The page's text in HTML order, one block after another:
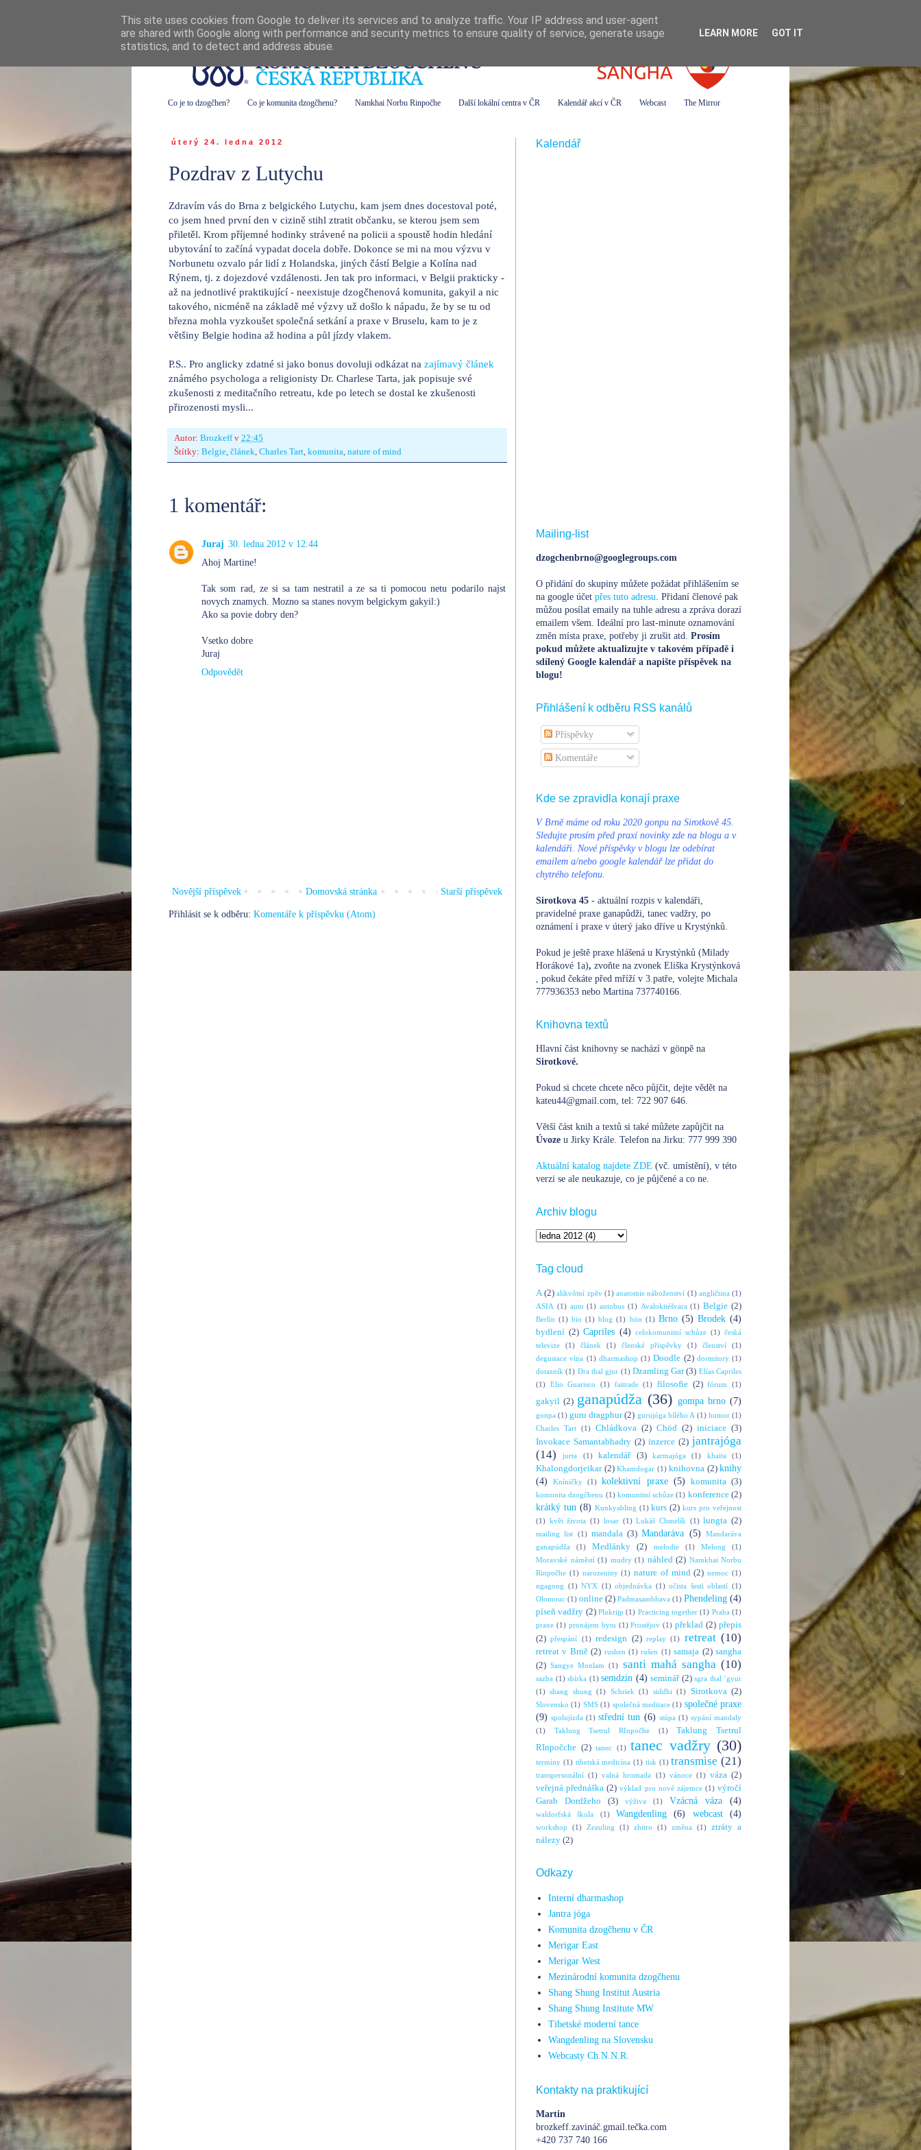
Co je to dzogčhen? Co je komunita dzogčhenu? Namkhai Norbu Rinpočhe Další lokální centra v ČR Kalendář akcí v ČR Webcast The Mirror
úterý 24. ledna 2012
Pozdrav z Lutychu
Zdravím vás do Brna z belgického Lutychu, kam jsem dnes docestoval poté,
co jsem hned první den v cizině stihl ztratit občanku, se kterou jsem sem
přiletěl. Krom příjemné hodinky strávené na policii a spoustě hodin hledání
ubytování to začíná vypadat docela dobře. Dokonce se mi na mou výzvu v
Norbunetu ozvalo pár lidí z Holandska, jiných částí Belgie a Kolína nad
Rýnem, tj. z dojezdové vzdálenosti. Jen tak pro informaci, v Belgii prakticky -
až na jednotlivé praktikující - neexistuje dzogčhenová komunita, gakyil a nic
takového, nicméně na základě mé výzvy už došlo k nápadu, že by se tu od
března mohla vyzkoušet společná setkání a praxe v Bruselu, kam to je z
většiny Belgie hodina až hodina a půl jízdy vlakem.
P.S.. Pro anglicky zdatné si jako bonus dovoluji odkázat na zajímavý článek
známého psychologa a religionisty Dr. Charlese Tarta, jak popisuje své
zkušenosti z meditačního retreatu, kde po letech se dostal ke zkušenosti
přirozenosti mysli...
Autor: Brozkeff v 22:45
Štítky: Belgie článek Charles Tart komunita nature of mind
1 komentář:
Juraj 30. ledna 2012 v 12:44
Ahoj Martine!
Tak som rad, ze si sa tam nestratil a ze sa ti pomocou netu podarilo najst
novych znamych. Mozno sa stanes novym belgickym gakyil:)
Ako sa povie dobry den?
Vsetko dobre
Juraj
Odpovědět
Novější příspěvek Starší příspěvek
Domovská stránka
Přihlásit se k odběru: Komentáře k příspěvku (Atom)
Kalendář
Mailing-list
dzogchenbrno@googlegroups.com
O přidání do skupiny můžete požádat přihlášením se
na google účet přes tuto adresu. Přidaní členové pak
můžou posílat emaily na tuhle adresu a zpráva dorazí
emailem všem. Ideální pro last-minute oznamování
změn místa praxe, potřeby ji zrušit atd. Prosím
pokud můžete aktualizujte v takovém případě i
sdílený Google kalendář a napište příspěvek na
blogu!
Přihlášení k odběru RSS kanálů
Příspěvky
Komentáře
Kde se zpravidla konají praxe
V Brně máme od roku 2020 gonpu na Sirotkově 45.
Sledujte prosím před praxí novinky zde na blogu a v
kalendáři. Nové příspěvky v blogu lze odebírat
emailem a/nebo google kalendář lze přidat do
chytrého telefonu.
Sirotkova 45 - aktuální rozpis v kalendáři,
pravidelné praxe ganapůdži, tanec vadžry, po
oznámení i praxe v úterý jako dříve u Krystýnků.
Pokud je ještě praxe hlášená u Krystýnků (Milady
Horákové 1a), zvoňte na zvonek Eliška Krystýnková
, pokud čekáte před mříží v 3.patře, volejte Michala
777936353 nebo Martina 737740166.
Knihovna textů
Hlavní část knihovny se nachází v gönpě na
Sirotkové.
Pokud si chcete chcete něco půjčit, dejte vědět na
kateu44@gmail.com, tel: 722 907 646.
Větší část knih a textů si také můžete zapůjčit na
Úvoze u Jirky Krále. Telefon na Jirku: 777 999 390
Aktuální katalog najdete ZDE (vč. umístění), v této
verzi se ale neukazuje, co je půjčené a co ne.
Archiv blogu
Tag cloud
A (2) alikvótní zpěv (1) anatomie náboženství (1) angličtina (1)
ASIA (1) auto (1) autobus (1) Avalokitéšvara (1) Belgie (2)
Berlín (1) bio (1) blog (1) bön (1) Brno (5) Brodek (4)
bydlení (2) Capriles (4) celokomunitní schůze (1) česká
televize
(1) článek (1) členské příspěvky (1) členství
(1)
degustace vína (1) dharmashop (1) Doodle (2) dormitory (1)
dotazník (1) Dra thal gjur (1) Dzamling Gar (3) Elías Capriles
(1) Elio Guarisco (1) faitrade (1) filosofie (2) fórum (1)
gakyil (2) ganapúdža (36) gompa brno (7)
gonpa (1) guru dragphur (2) gurujóga bílého A (1) humor (1)
Charles Tart (1) Chládkova (2) Chöd (2) iniciace (3)
Invokace Samantabhadry (2) inzerce (2) jantrajóga
(14)
jurta (1) kalendář (3) karmajóga (1) khaita (1)
Khalongdorjeikar (2) Khamdogar (1) knihovna (2) knihy
(4)
Kníničky (1) kolektivní praxe (5) komunita (3)
komunita dzogčhenu (1) komunitní schůze (1) konference (2)
krátký tun (8) Kunkyabling (1) kurs (2) kurs pro veřejnost
(1) květ života (1) losar (1) Lukáš Chmelík (1) lungta (2)
mailing list (1) mandala (3) Mandaráva (5)
Mandaráva
ganapúdža
(1) Medlánky (2) melodie (1) Melong
(1)
Moravské náměstí (1) mudry (1) náhled (2) Namkhai Norbu
Rinpočhe (1) narozeniny (1) nature of mind (2) nemoc (1)
ngagong (1) NYX (1) objednávka (1) očista šesti oblastí (1)
Olomouc (1) online (2) Padmasambhava (1) Phendeling (4)
píseň vadžry (2) Plukrijp (1) Practicing together (1) Praha (1)
praxe (1) pronájem bytu (1) Prostějov (1) překlad (2) přepis
(2) přespání (1) redesign (2) replay (1) retreat (10)
retreat v Brně (2) rushen (1) rušen (1) samaja (2) sangha
(2) Sangye Monlam (1) santi mahá sangha (10)
sazba (1) sbírka (1) semdzin (4) seminář (2) sgra thal ’gyur
(1) shang shung (1) Schriek (1) siddhi (1) Sirotkova (2)
Slovensko (1) SMS (1) společná meditace (1) společné praxe
(9) spolujízda (1) střední tun (6) stúpa (1) sypání mandaly
(1)
Taklung Tsetrul RInpočhe (1)
Taklung Tsetrul
RInpočche (2) tanec (1) tanec vadžry (30)
termíny (1) tibetská medicína (1) tisk (1) transmise (21)
transpersonální (1) valná hromada (1) vánoce (1) váza (2)
veřejná přednáška (2) výklad pro nové zájemce (1) výročí
Garab Dordžeho
(3) výživa (1) Vzácná váza (4)
waldorfská škola (1) Wangdenling (6) webcast (4)
workshop (1) Zezuling (1) zhitro (1) změna (1) ztráty a
nálezy (2)
Odkazy
Interní dharmashop
Jantra jóga
Komunita dzogčhenu v ČR
Merigar East
Merigar West
Mezinárodní komunita dzogčhenu
Shang Shung Institut Austria
Shang Shung Institute MW
Tibetské moderní tance
Wangdenling na Slovensku
Webcasty Ch.N.N.R.
Kontakty na praktikující
Martin
brozkeff.zavináč.gmail.tečka.com
+420 737 740 166
This site uses cookies from Google to deliver its services and to analyze traffic. Your IP address and user-agent
are shared with Google along with performance and security metrics to ensure quality of service, generate usage
statistics, and to detect and address abuse.
LEARN MORE GOT IT